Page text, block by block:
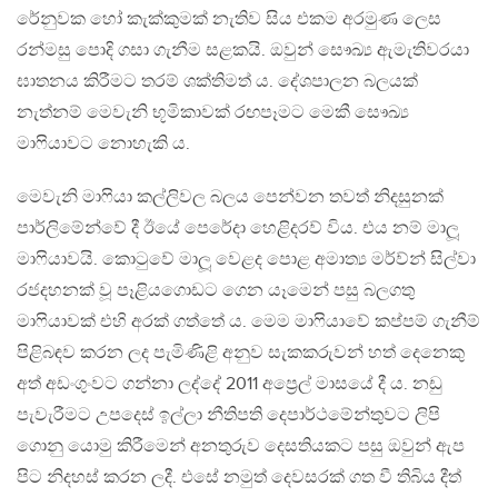
රේනුවක හෝ කැක්කුමක් නැතිව සිය එකම අරමුණ ලෙස
රන්මසු පොදි ගසා ගැනීම සළකයි. ඔවුන් සෞඛ්‍ය ඇමැතිවරයා
ඝාතනය කිරීමට තරම් ශක්තිමත් ය. දේශපාලන බලයක්
නැත්නම් මෙවැනි භූමිකාවක් රඟපෑමට මෙකී සෞඛ්‍ය
මාෆියාවට නොහැකි ය.
මෙවැනි මාෆියා කල්ලිවල බලය පෙන්වන තවත් නිදසුනක්
පාර්ලිමේන්වේ දී ඊයේ පෙරේදා හෙළිදරව් විය. එය නම් මාලූ
මාෆියාවයි. කොටුවේ මාලූ වෙළද පොළ අමාත්‍ය මර්ව්න් සිල්වා
රජදහනක් වූ පෑළියගොඩට ගෙන යෑමෙන් පසු බලගතු
මාෆියාවක් එහි අරක් ගත්තේ ය. මෙම මාෆියාවේ කප්පම් ගැනීම්
පිළිබඳව කරන ලද පැමිණිළි අනුව සැකකරුවන් හත් දෙනෙකු
අත් අඩංගුංවට ගන්නා ලද්දේ 2011 අප්‍රෙල් මාසයේ දී ය. නඩු
පැවැරීමට උපදෙස් ඉල්ලා නීතිපති දෙපාර්ථමේන්තුවට ලිපි
ගොනු යොමු කිරීමෙන් අනතුරුව දෙසතියකට පසු ඔවුන් ඇප
පිට නිදහස් කරන ලදී. එසේ නමුත් දෙවසරක් ගත වී තිබිය දීත්